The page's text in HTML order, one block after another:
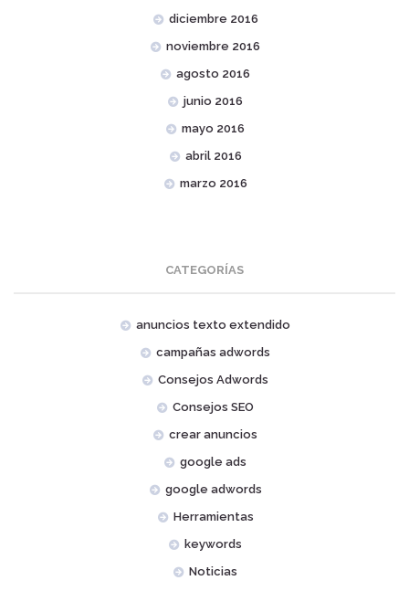
diciembre 2016
noviembre 2016
agosto 2016
junio 2016
mayo 2016
abril 2016
marzo 2016
CATEGORÍAS
anuncios texto extendido
campañas adwords
Consejos Adwords
Consejos SEO
crear anuncios
google ads
google adwords
Herramientas
keywords
Noticias